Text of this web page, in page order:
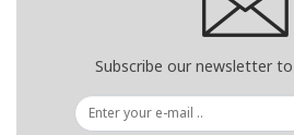
Subscribe our newsletter